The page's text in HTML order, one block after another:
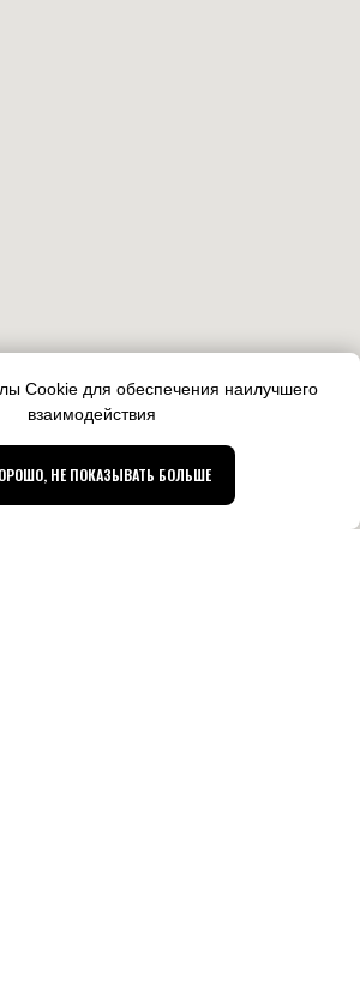
Cookie для обеспечения наилучшего
взаимодействия
НЕ ПОКАЗЫВАТЬ БОЛЬШЕ